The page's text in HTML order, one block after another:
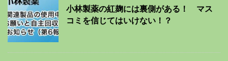
小林製薬の紅麹には裏側がある！ マス
コミを信じてはいけない！？